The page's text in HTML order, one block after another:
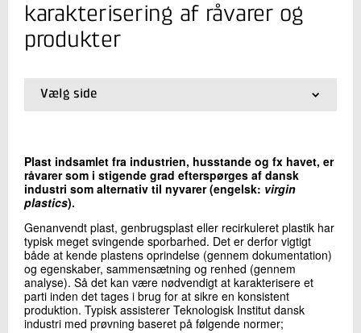
+45 72 20 23 57
Send e-mail
Skriv til mig
Send
karakterisering af råvarer og
produkter
Vælg side
01.Introduktion
03.Bioplast og bionedbrydelig plast
04.To måder at genanvende
05.Fra plastaffald til nyt råmateriale
Behandling af plastaffald med plasmaætsning
Plast indsamlet fra industrien, husstande og fx havet, er
råvarer som i stigende grad efterspørges af dansk
industri som alternativ til nyvarer (engelsk: virgin
plastics).
Genanvendt plast, genbrugsplast eller recirkuleret plastik har
typisk meget svingende sporbarhed. Det er derfor vigtigt
både at kende plastens oprindelse (gennem dokumentation)
og egenskaber, sammensætning og renhed (gennem
analyse). Så det kan være nødvendigt at karakterisere et
parti inden det tages i brug for at sikre en konsistent
produktion. Typisk assisterer Teknologisk Institut dansk
industri med prøvning baseret på følgende normer;